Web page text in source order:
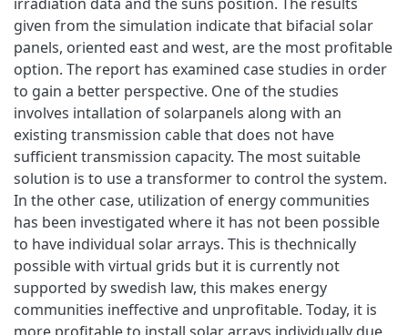
given from the simulation indicate that bifacial solar
panels, oriented east and west, are the most profitable
option. The report has examined case studies in order
to gain a better perspective. One of the studies
involves intallation of solarpanels along with an
existing transmission cable that does not have
sufficient transmission capacity. The most suitable
solution is to use a transformer to control the system.
In the other case, utilization of energy communities
has been investigated where it has not been possible
to have individual solar arrays. This is thechnically
possible with virtual grids but it is currently not
supported by swedish law, this makes energy
communities ineffective and unprofitable. Today, it is
more profitable to install solar arrays individually due